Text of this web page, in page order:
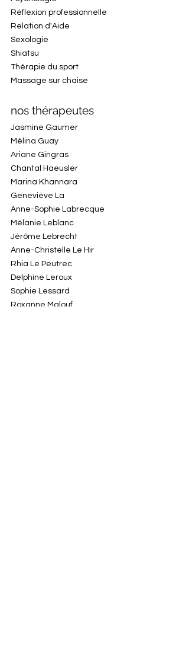
Réflexion professionnelle
Relation d'Aide
Sexologie
Shiatsu
Thérapie du sport
Massage sur chaise
nos thérapeutes
Jasmine Gaumer
Mélina Guay
Ariane Gingras
Chantal Haeusler
Marina Khannara
Geneviève La
Anne-Sophie Labrecque
Mélanie Leblanc
Jérôme Lebrecht
Anne-Christelle Le Hir
Rhia Le Peutrec
Delphine Leroux
Sophie Lessard
Roxanne Malouf